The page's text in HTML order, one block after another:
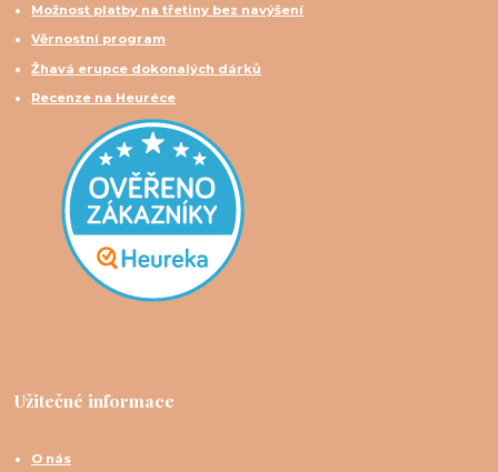
Možnost platby na třetiny bez navýšení
Věrnostní program
Žhavá erupce dokonalých dárků
Recenze na Heuréce
Užitečné informace
O nás